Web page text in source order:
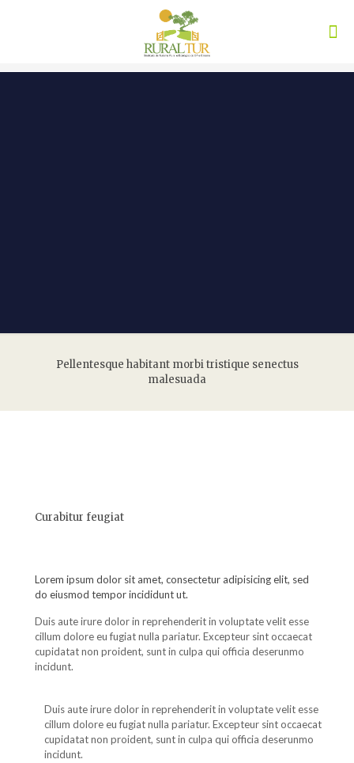
Pellentesque habitant morbi tristique senectus
malesuada
Curabitur feugiat
Lorem ipsum dolor sit amet, consectetur adipisicing elit, sed
do eiusmod tempor incididunt ut.
Duis aute irure dolor in reprehenderit in voluptate velit esse
cillum dolore eu fugiat nulla pariatur. Excepteur sint occaecat
cupidatat non proident, sunt in culpa qui officia deserunmo
incidunt.
Duis aute irure dolor in reprehenderit in voluptate velit esse
cillum dolore eu fugiat nulla pariatur. Excepteur sint occaecat
cupidatat non proident, sunt in culpa qui officia deserunmo
incidunt.